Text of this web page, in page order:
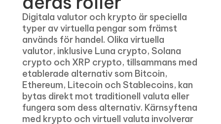
Digitala valutor och krypto är speciella
typer av virtuella pengar som främst
används för handel. Olika virtuella
valutor, inklusive Luna crypto, Solana
crypto och XRP crypto, tillsammans med
etablerade alternativ som Bitcoin,
Ethereum, Litecoin och Stablecoins, kan
bytas direkt mot traditionell valuta eller
fungera som dess alternativ. Kärnsyftena
med krypto och virtuell valuta involverar